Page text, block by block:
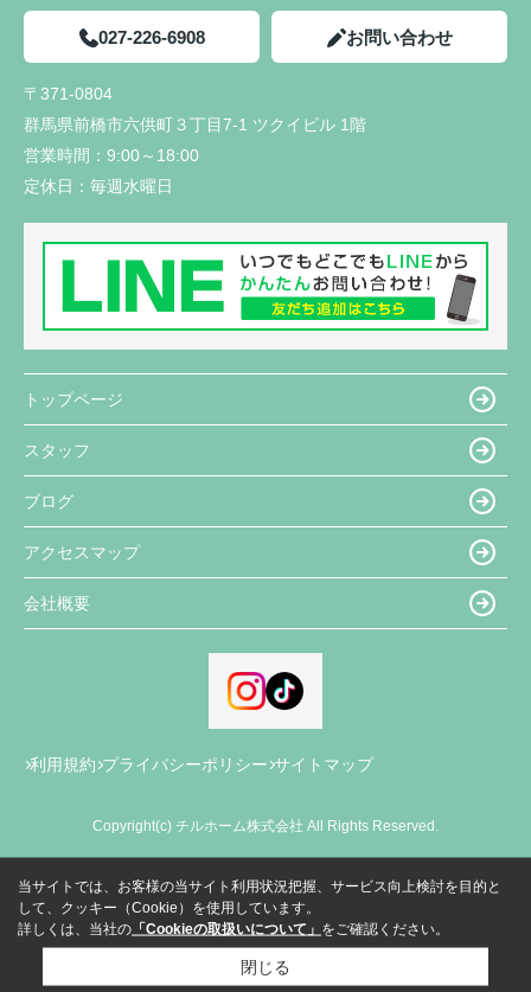
027-226-6908 お問い合わせ
〒371-0804
群馬県前橋市六供町３丁目7-1 ツクイビル 1階
営業時間： 9:00～18:00
定休日： 毎週水曜日
トップページ
スタッフ
ブログ
アクセスマップ
会社概要
利用規約 プライバシーポリシー サイトマップ
Copyright(c) チルホーム株式会社 All Rights Reserved.
当サイトでは、お客様の当サイト利用状況把握、サービス向上検討を目的と
して、クッキー（Cookie）を使用しています。
詳しくは、当社の 「Cookieの取扱いについて」 をご確認ください。
閉じる